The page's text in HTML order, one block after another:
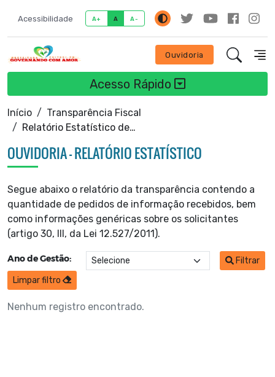
Acessibilidade A+ A A-
Ouvidoria
Acesso Rápido
Início
Transparência Fiscal
Relatório Estatístico de Ouvidoria
OUVIDORIA - RELATÓRIO ESTATÍSTICO
Segue abaixo o relatório da transparência contendo a
quantidade de pedidos de informação recebidos, bem
como informações genéricas sobre os solicitantes
(artigo 30, III, da Lei 12.527/2011).
Ano de Gestão:
Filtrar
Limpar filtro
Nenhum registro encontrado.